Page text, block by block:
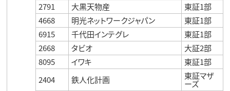
2791
大黒天物産
東証1部
4668
明光ネットワークジャパン
東証1部
6915
千代田インテグレ
東証1部
2668
タビオ
大証2部
8095
イワキ
東証1部
2404
鉄人化計画 東証マザ
ーズ